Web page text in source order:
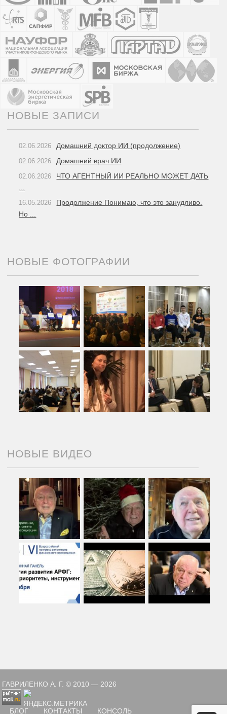
НОВЫЕ ЗАПИСИ
02.06.2026 Домашний доктор ИИ (продолжение)
02.06.2026 Домашний врач ИИ
02.06.2026
ЧТО АГЕНТНЫЙ ИИ РЕАЛЬНО МОЖЕТ ДАТЬ
16.05.2026
Продолжение Понимаю, что это занудливо.
Но ...
НОВЫЕ ФОТОГРАФИИ
НОВЫЕ ВИДЕО
ГАВРИЛЕНКО А. Г. © 2010 — 2026
БЛОГ КОНТАКТЫ КОНСОЛЬ